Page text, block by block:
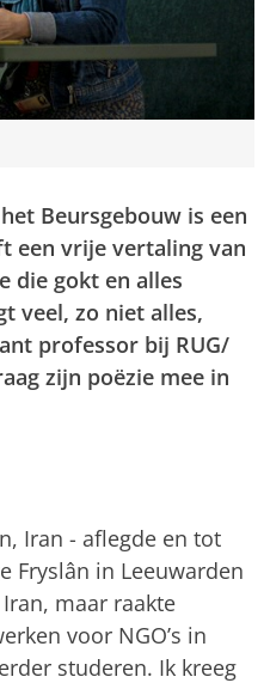
Beursgebouw is een
een vrije vertaling van
die gokt en alles
veel, zo niet alles,
professor bij RUG/
zijn poëzie mee in
Iran - aflegde en tot
Fryslân in Leeuwarden
maar raakte
voor NGO’s in
studeren. Ik kreeg